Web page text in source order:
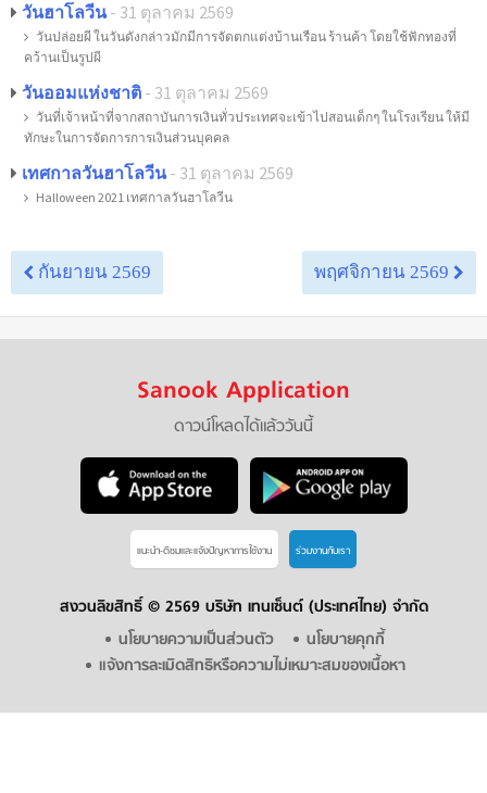
วันฮาโลวีน - 31 ตุลาคม 2569
วันปล่อยผี ในวันดังกล่าวมักมีการจัดตกแต่งบ้านเรือน ร้านค้า โดยใช้ฟักทองที่
คว้านเป็นรูปผี
วันออมแห่งชาติ - 31 ตุลาคม 2569
วันที่เจ้าหน้าที่จากสถาบันการเงินทั่วประเทศจะเข้าไปสอนเด็กๆ ในโรงเรียน ให้มี
ทักษะในการจัดการการเงินส่วนบุคคล
เทศกาลวันฮาโลวีน - 31 ตุลาคม 2569
Halloween 2021 เทศกาลวันฮาโลวีน
กันยายน 2569 พฤศจิกายน 2569
Sanook Application
ดาวน์โหลดได้แล้ววันนี้
แนะนำ-ติชมเเละแจ้งปัญหาการใช้งาน ร่วมงานกับเรา
สงวนลิขสิทธิ์ © 2569 บริษัท เทนเซ็นต์ (ประเทศไทย) จำกัด
นโยบายความเป็นส่วนตัว
นโยบายคุกกี้
แจ้งการละเมิดสิทธิหรือความไม่เหมาะสมของเนื้อหา